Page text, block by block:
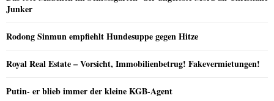
Junker
Rodong Sinmun empfiehlt Hundesuppe gegen Hitze
Royal Real Estate – Vorsicht, Immobilienbetrug! Fakevermietungen!
Putin- er blieb immer der kleine KGB-Agent